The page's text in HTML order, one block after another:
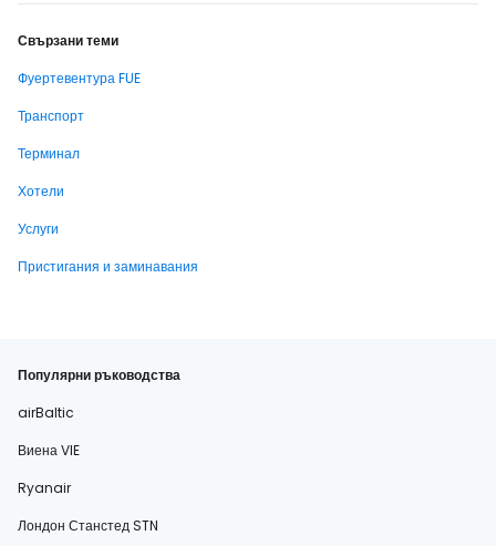
Свързани теми
Фуертевентура FUE
Транспорт
Терминал
Хотели
Услуги
Пристигания и заминавания
Популярни ръководства
airBaltic
Виена VIE
Ryanair
Лондон Станстед STN